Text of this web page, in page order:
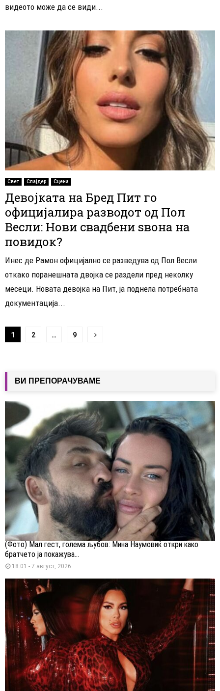
видеото може да се види...
Свет Слајдер Сцена
Девојката на Бред Пит го
официјалира разводот од Пол
Весли: Нови свадбени ѕвона на
повидок?
Инес де Рамон официјално се разведува од Пол Весли
откако поранешната двојка се раздели пред неколку
месеци. Новата девојка на Пит, ја поднела потребната
документација...
Навигација
написи
1 2 … 9
ВИ ПРЕПОРАЧУВАМЕ
(Фото) Мал гест, голема љубов: Мина Наумовиќ откри како
братчето ја покажува...
18:01 - 7 август, 2026